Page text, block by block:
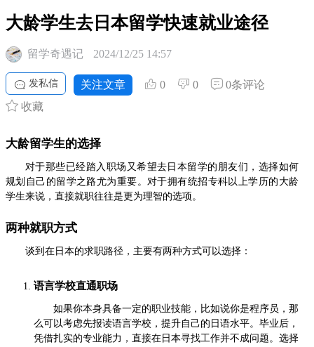
大龄学生去日本留学快速就业途径
留学奇遇记 2024/12/25 14:57
发私信 关注文章 0 0
0条评论
收藏
大龄留学生的选择
对于那些已经踏入职场又希望去日本留学的朋友们，选择如何
规划自己的留学之路尤为重要。对于拥有统招专科以上学历的大龄
学生来说，直接就职往往是更为理智的选项。
两种就职方式
谈到在日本的求职路径，主要有两种方式可以选择：
语言学校直通职场
如果你本身具备一定的职业技能，比如说你是程序员，那
么可以考虑先报读语言学校，提升自己的日语水平。毕业后，
凭借扎实的专业能力，直接在日本寻找工作并不成问题。选择